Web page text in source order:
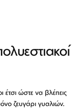
έτσι ώστε να βλέπεις
ζευγάρι γυαλιών.